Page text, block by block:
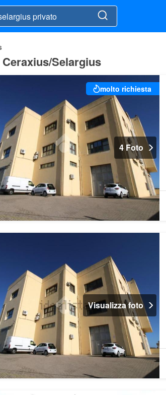
Selargius
molto richiesta
4 Foto
Visualizza foto